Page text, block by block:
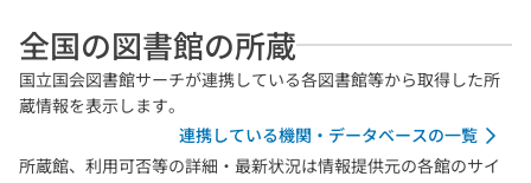
全国の図書館の所蔵
国立国会図書館サーチが連携している各図書館等から取得した所
蔵情報を表示します。
連携している機関・データベースの一覧
所蔵館、利用可否等の詳細・最新状況は情報提供元の各館のサイ